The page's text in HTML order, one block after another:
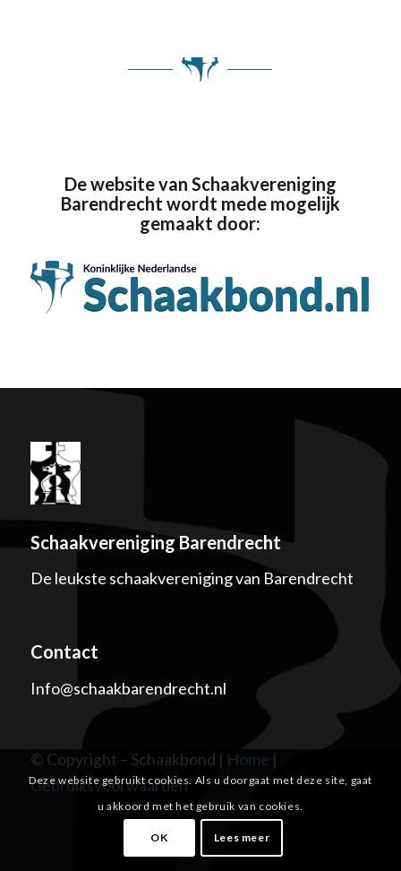
De website van Schaakvereniging
Barendrecht wordt mede mogelijk
gemaakt door:
Schaakvereniging Barendrecht
De leukste schaakvereniging van Barendrecht
Contact
Info@schaakbarendrecht.nl
© Copyright – Schaakbond | Home |
Gebruiksvoorwaarden
Deze website gebruikt cookies. Als u doorgaat met deze site, gaat
u akkoord met het gebruik van cookies.
OK Lees meer